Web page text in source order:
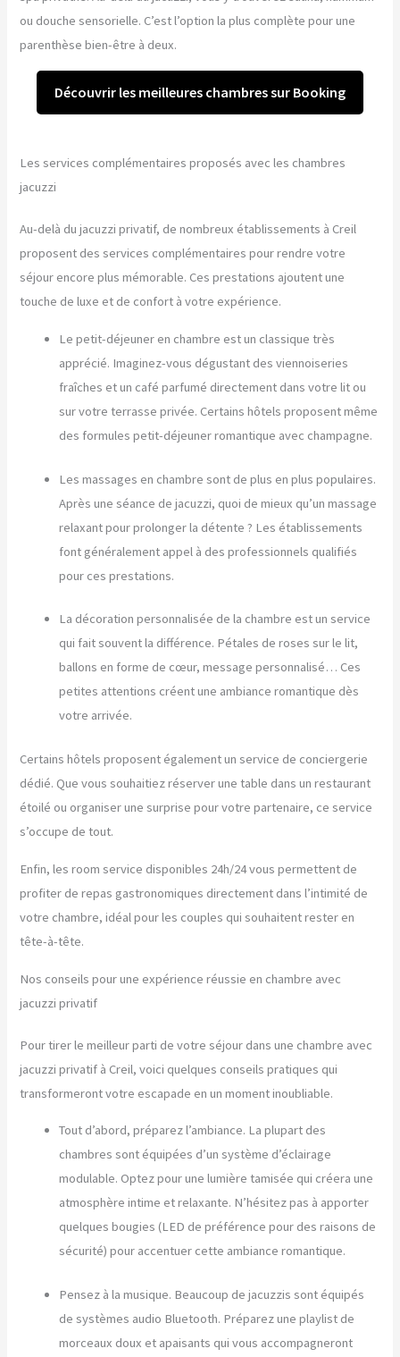
ou douche sensorielle. C’est l’option la plus complète pour une
parenthèse bien-être à deux.
Découvrir les meilleures chambres sur Booking
Les services complémentaires proposés avec les chambres
jacuzzi
Au-delà du jacuzzi privatif, de nombreux établissements à Creil
proposent des services complémentaires pour rendre votre
séjour encore plus mémorable. Ces prestations ajoutent une
touche de luxe et de confort à votre expérience.
Le petit-déjeuner en chambre est un classique très
apprécié. Imaginez-vous dégustant des viennoiseries
fraîches et un café parfumé directement dans votre lit ou
sur votre terrasse privée. Certains hôtels proposent même
des formules petit-déjeuner romantique avec champagne.
Les massages en chambre sont de plus en plus populaires.
Après une séance de jacuzzi, quoi de mieux qu’un massage
relaxant pour prolonger la détente ? Les établissements
font généralement appel à des professionnels qualifiés
pour ces prestations.
La décoration personnalisée de la chambre est un service
qui fait souvent la différence. Pétales de roses sur le lit,
ballons en forme de cœur, message personnalisé… Ces
petites attentions créent une ambiance romantique dès
votre arrivée.
Certains hôtels proposent également un service de conciergerie
dédié. Que vous souhaitiez réserver une table dans un restaurant
étoilé ou organiser une surprise pour votre partenaire, ce service
s’occupe de tout.
Enfin, les room service disponibles 24h/24 vous permettent de
profiter de repas gastronomiques directement dans l’intimité de
votre chambre, idéal pour les couples qui souhaitent rester en
tête-à-tête.
Nos conseils pour une expérience réussie en chambre avec
jacuzzi privatif
Pour tirer le meilleur parti de votre séjour dans une chambre avec
jacuzzi privatif à Creil, voici quelques conseils pratiques qui
transformeront votre escapade en un moment inoubliable.
Tout d’abord, préparez l’ambiance. La plupart des
chambres sont équipées d’un système d’éclairage
modulable. Optez pour une lumière tamisée qui créera une
atmosphère intime et relaxante. N’hésitez pas à apporter
quelques bougies (LED de préférence pour des raisons de
sécurité) pour accentuer cette ambiance romantique.
Pensez à la musique. Beaucoup de jacuzzis sont équipés
de systèmes audio Bluetooth. Préparez une playlist de
morceaux doux et apaisants qui vous accompagneront